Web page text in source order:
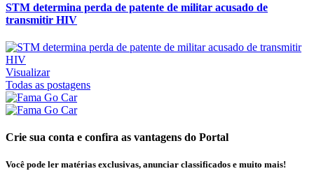
STM determina perda de patente de militar acusado de
transmitir HIV
Visualizar
Todas as postagens
Crie sua conta e confira as vantagens do Portal
Você pode ler matérias exclusivas, anunciar classificados e muito mais!